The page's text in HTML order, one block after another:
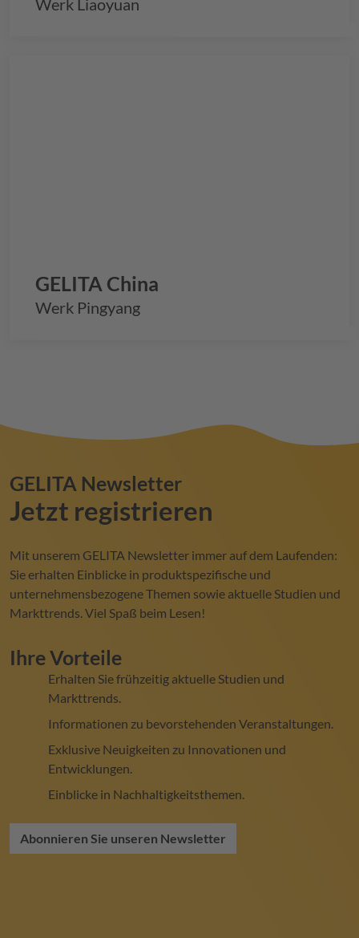
Werk Liaoyuan
GELITA China
Werk Pingyang
GELITA Newsletter
Jetzt registrieren
Mit unserem GELITA Newsletter immer auf dem Laufenden:
Sie erhalten Einblicke in produktspezifische und
unternehmensbezogene Themen sowie aktuelle Studien und
Markttrends. Viel Spaß beim Lesen!
Ihre Vorteile
Erhalten Sie frühzeitig aktuelle Studien und
Markttrends.
Informationen zu bevorstehenden Veranstaltungen.
Exklusive Neuigkeiten zu Innovationen und
Entwicklungen.
Einblicke in Nachhaltigkeitsthemen.
Abonnieren Sie unseren Newsletter